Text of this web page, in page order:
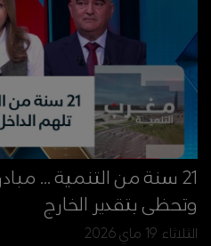
21 سنة من التنمية ...
وتحظى بتقدير الخارج
الثلاثاء 19 ماي 2026